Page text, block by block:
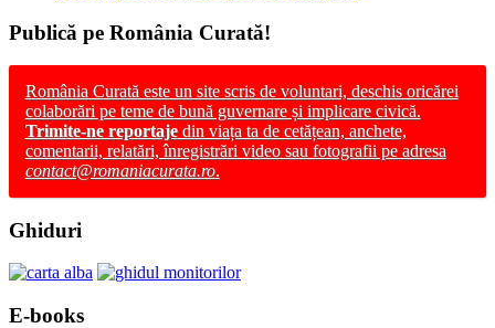
Publică pe România Curată!
România Curată este un site scris de voluntari, deschis oricărei
colaborări pe teme de bună guvernare și implicare civică.
Trimite-ne reportajedin viața ta de cetățean, anchete,
comentarii, relatări, înregistrări video sau fotografii pe adresa
contact@romaniacurata.ro.
Ghiduri
E-books